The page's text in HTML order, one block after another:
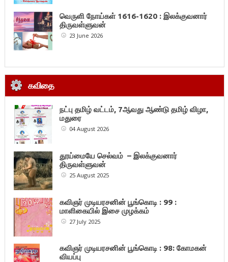
வெருளி நோய்கள் 1616-1620 : இலக்குவனார்
திருவள்ளுவன்
23 June 2026
கவிதை
நட்பு தமிழ் வட்டம், 7ஆவது ஆண்டு தமிழ் விழா,
மதுரை
04 August 2026
தூய்மையே செல்வம் – இலக்குவனார்
திருவள்ளுவன்
25 August 2025
கவிஞர் முடியரசனின் பூங்கொடி : 99 :
மாளிகையில் இசை முழக்கம்
27 July 2025
கவிஞர் முடியரசனின் பூங்கொடி : 98: கோமகன்
வியப்பு